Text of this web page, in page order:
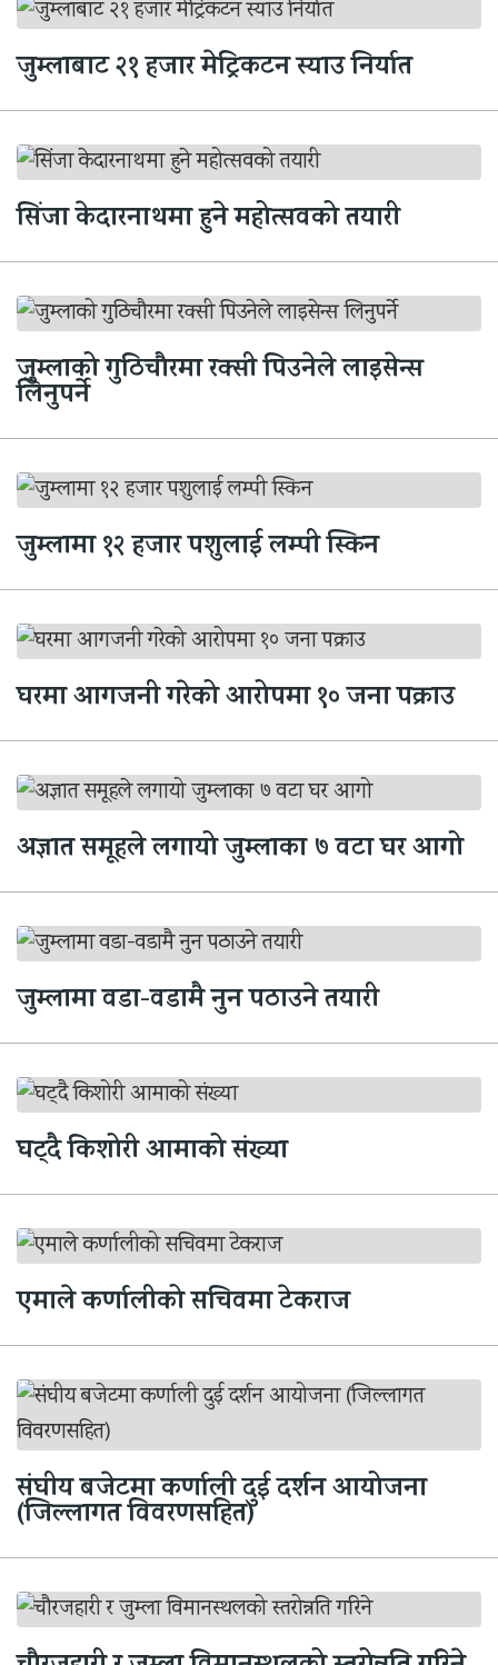
जुम्लाबाट २१ हजार मेट्रिकटन स्याउ निर्यात
सिंजा केदारनाथमा हुने महोत्सवको तयारी
जुम्लाको गुठिचौरमा रक्सी पिउनेले लाइसेन्स
लिनुपर्ने
जुम्लामा १२ हजार पशुलाई लम्पी स्किन
घरमा आगजनी गरेको आरोपमा १० जना पक्राउ
अज्ञात समूहले लगायो जुम्लाका ७ वटा घर आगो
जुम्लामा वडा-वडामै नुन पठाउने तयारी
घट्दै किशोरी आमाको संख्या
एमाले कर्णालीको सचिवमा टेकराज
संघीय बजेटमा कर्णाली दुई दर्शन आयोजना
(जिल्लागत विवरणसहित)